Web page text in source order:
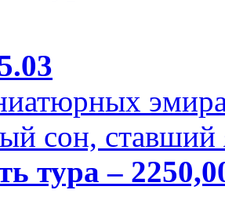
сон, ставший
тура –